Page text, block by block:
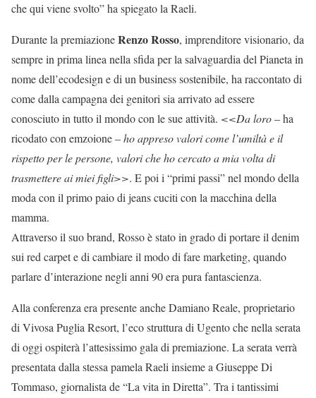
che qui viene svolto” ha spiegato la Raeli.
Durante la premiazioneRenzo Rosso, imprenditore visionario, da
sempre in prima linea nella sfida per la salvaguardia del Pianeta in
nome dell’ecodesign e di un business sostenibile, ha raccontato di
come dalla campagna dei genitori sia arrivato ad essere
conosciuto in tutto il mondo con le sue attività. <<Da loro– ha
ricodato con emzoione –ho appreso valori come l’umiltà e il
rispetto per le persone, valori che ho cercato a mia volta di
trasmettere ai miei figli>>. E poi i “primi passi” nel mondo della
moda con il primo paio di jeans cuciti con la macchina della
mamma.
Attraverso il suo brand, Rosso è stato in grado di portare il denim
sui red carpet e di cambiare il modo di fare marketing, quando
parlare d’interazione negli anni 90 era pura fantascienza.
Alla conferenza era presente anche Damiano Reale, proprietario
di Vivosa Puglia Resort, l’eco struttura di Ugento che nella serata
di oggi ospiterà l’attesissimo gala di premiazione. La serata verrà
presentata dalla stessa pamela Raeli insieme a Giuseppe Di
Tommaso, giornalista de “La vita in Diretta”. Tra i tantissimi